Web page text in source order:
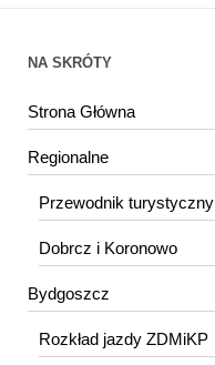
NA SKRÓTY
Strona Główna
Regionalne
Przewodnik turystyczny
Dobrcz i Koronowo
Bydgoszcz
Rozkład jazdy ZDMiKP